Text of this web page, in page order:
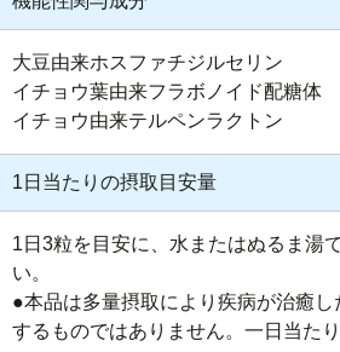
大豆由来ホスファチジルセリン
イチョウ葉由来フラボノイド配糖体
イチョウ由来テルペンラクトン
1日当たりの摂取目安量
1日3粒を目安に、水またはぬるま湯
い。
●本品は多量摂取により疾病が治癒
するものではありません。一日当た